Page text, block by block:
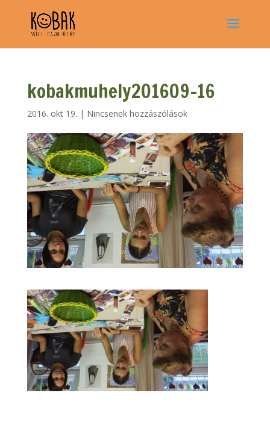
kobakmuhely201609-16
2016. okt 19. | Nincsenek hozzászólások